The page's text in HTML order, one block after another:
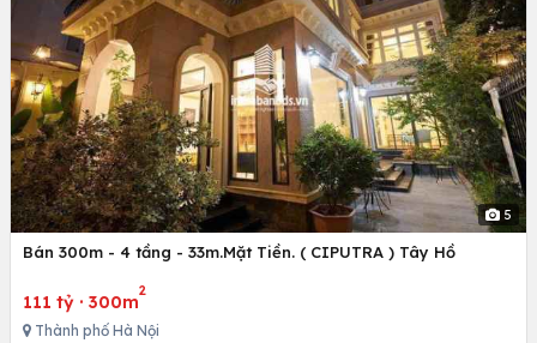
5
Bán 300m - 4 tầng - 33m.Mặt Tiền. ( CIPUTRA ) Tây Hồ
111 tỷ · 300m
2
Thành phố Hà Nội